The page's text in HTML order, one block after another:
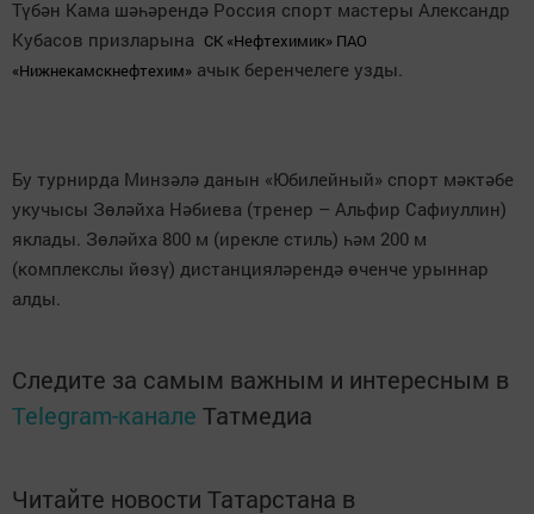
Түбән Кама шәһәрендә Россия спорт мастеры Александр
Кубасов призларына СК «Нефтехимик» ПАО
«Нижнекамскнефтехим» ачык беренчелеге узды.
Бу турнирда Минзәлә данын «Юбилейный» спорт мәктәбе
укучысы Зөләйха Нәбиева (тренер – Альфир Сафиуллин)
яклады. Зөләйха 800 м (ирекле стиль) һәм 200 м
(комплекслы йөзү) дистанцияләрендә өченче урыннар
алды.
Следите за самым важным и интересным в
Telegram-канале Татмедиа
Читайте новости Татарстана в